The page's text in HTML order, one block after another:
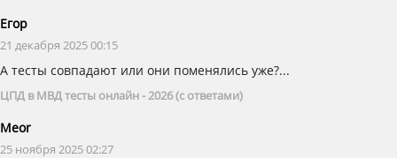
Егор
21 декабря 2025 00:15
А тесты совпадают или они поменялись уже?...
ЦПД в МВД тесты онлайн - 2026 (с ответами)
Meor
25 ноября 2025 02:27